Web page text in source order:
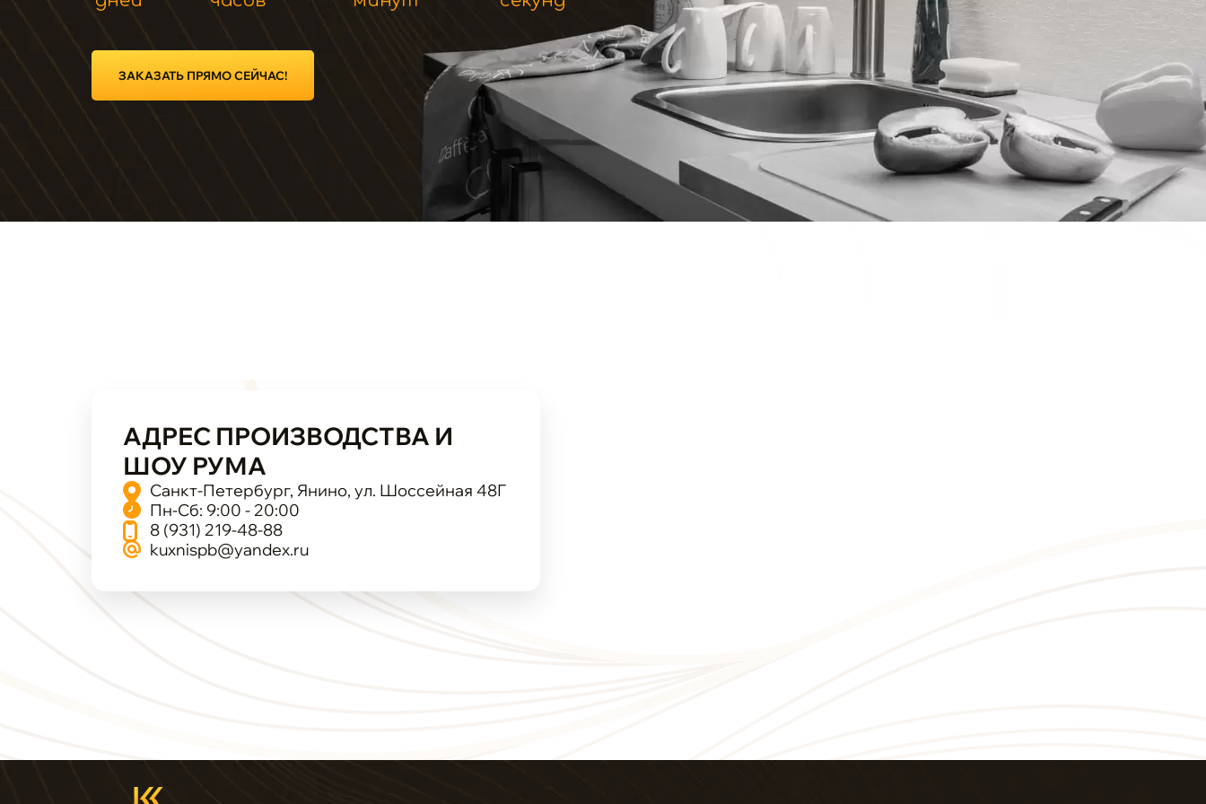
ЗАКАЗАТЬ ПРЯМО СЕЙЧАС!
АДРЕС ПРОИЗВОДСТВА И
ШОУ РУМА
Санкт-Петербург, Янино, ул. Шоссейная 48Г
Пн-Сб: 9:00 - 20:00
8 (931) 219-48-88
kuxnispb@yandex.ru